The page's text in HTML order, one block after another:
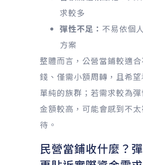
求較多
彈性不足： 不易依個
方案
整體而言，公營當鋪較適
錢、僅需小額周轉，且希
單純的族群；若需求較為
金額較高，可能會感到不
待。
民營當鋪收什麼？